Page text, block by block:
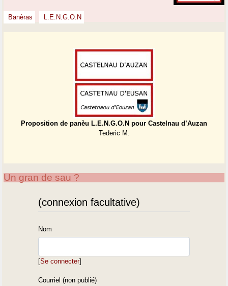
Banèras L.E.N.G.O.N
Proposition de panèu L.E.N.G.O.N pour Castelnau d’Auzan
Tederic M.
Un gran de sau ?
(connexion facultative)
Nom
[Se connecter]
Courriel (non publié)